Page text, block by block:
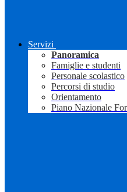
Servizi
Panoramica
Famiglie e studenti
Personale scolastico
Percorsi di studio
Orientamento
Piano Nazionale